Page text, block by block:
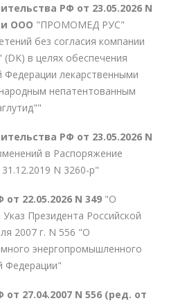
РФ от 23.05.2026 N
ООО "ПРОМОМЕД РУС"
без согласия компании
в целях обеспечения
Федерации лекарственными
непатентованным
РФ от 23.05.2026 N
в Распоряжение
N 3260-р"
22.05.2026 N 349 "О
Президента Российской
2007 г. N 556 "О
энергопромышленного
Федерации"
27.04.2007 N 556 (ред. от